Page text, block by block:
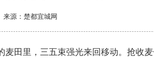
来源： 楚都宜城网
田里，三五束强光来回移动。抢收麦